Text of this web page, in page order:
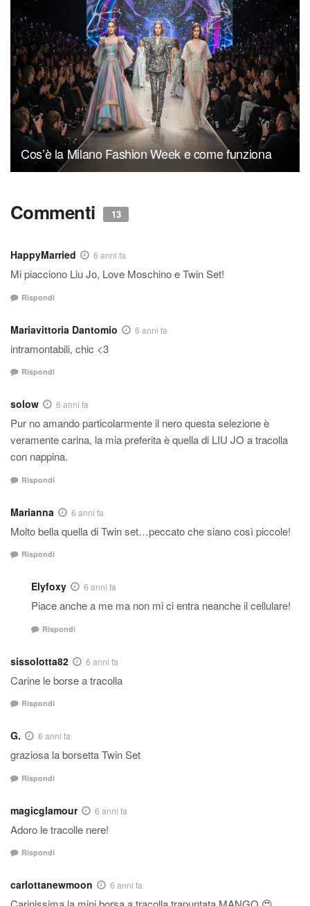
Cos’è la Milano Fashion Week e come funziona
Commenti 13
HappyMarried 6 anni fa
Mi piacciono Liu Jo, Love Moschino e Twin Set!
Rispondi
Mariavittoria Dantomio 6 anni fa
intramontabili, chic <3
Rispondi
solow 6 anni fa
Pur no amando particolarmente il nero questa selezione è
veramente carina, la mia preferita è quella di LIU JO a tracolla
con nappina.
Rispondi
Marianna 6 anni fa
Molto bella quella di Twin set…peccato che siano così piccole!
Rispondi
Elyfoxy 6 anni fa
Piace anche a me ma non mi ci entra neanche il cellulare!
Rispondi
sissolotta82 6 anni fa
Carine le borse a tracolla
Rispondi
G. 6 anni fa
graziosa la borsetta Twin Set
Rispondi
magicglamour 6 anni fa
Adoro le tracolle nere!
Rispondi
carlottanewmoon 6 anni fa